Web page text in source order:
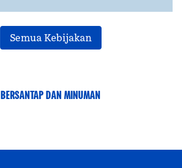
Semua Kebijakan
BERSANTAP DAN MINUMAN